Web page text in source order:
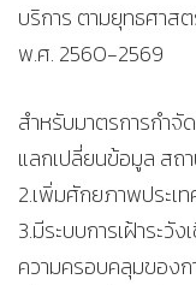
บริการ ตามยุทธศาสต
พ.ศ. 2560-2569
สำหรับมาตรการกำจั
แลกเปลี่ยนข้อมูล สถา
2.เพิ่มศักยภาพประเท
3.มีระบบการเฝ้าระวั
ความครอบคลุมของก